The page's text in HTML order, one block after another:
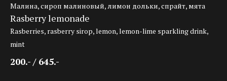
Малина, сироп малиновый, лимон дольки, спрайт, мята
Rasberry lemonade
Rasberries, rasberry sirop, lemon, lemon-lime sparkling drink,
mint
200.- / 645.-